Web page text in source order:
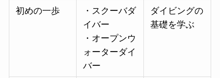
初めの一歩
・スクーバダ
イバー
・オープンウ
ォーターダイ
バー
ダイビングの
基礎を学ぶ